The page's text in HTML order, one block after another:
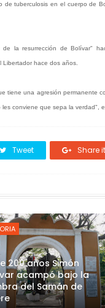
de tuberculosis en el cuerpo de
la resurrección de Bolívar"
hace dos años.
tiene una agresión permanente
conviene que sepa la verdad",
Tweet Share it
200 años Simón
acampó bajo la
del Samán de